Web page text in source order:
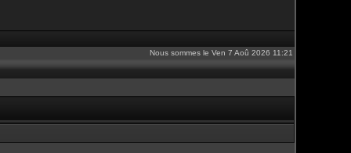
Nous sommes le Ven 7 Aoû 2026 11:21